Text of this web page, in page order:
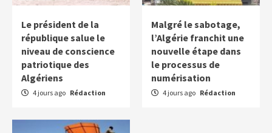
Le président de la
république salue le
niveau de conscience
patriotique des
Algériens
4 jours ago Rédaction
Malgré le sabotage,
l’Algérie franchit une
nouvelle étape dans
le processus de
numérisation
4 jours ago Rédaction